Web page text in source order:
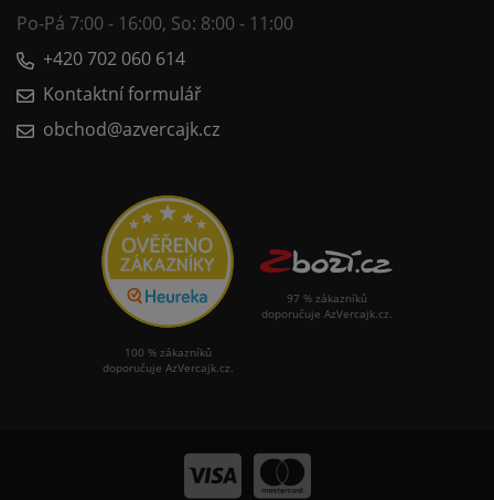
Po-Pá 7:00 - 16:00, So: 8:00 - 11:00
+420 702 060 614
Kontaktní formulář
obchod@azvercajk.cz
100 % zákazníků
doporučuje AzVercajk.cz.
97 % zákazníků
doporučuje AzVercajk.cz.